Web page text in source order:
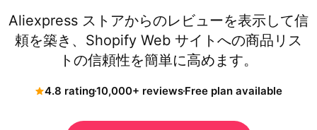
Aliexpress ストアからのレビューを表示して信
頼を築き、Shopify Web サイトへの商品リス
トの信頼性を簡単に高めます。
4.8 rating10,000+ reviewsFree plan available